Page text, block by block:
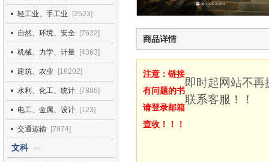
轻工业、手工业 [2523]
自然、环境、安全 [7622]
机械、力学、计量 [4363]
建筑、农业 [18202]
水利、化工、统计 [7886]
电工、金属、设计 [123]
交通运输 [7974]
文科 >>
商品详情
注意：链接
有问题的书
请登录邮箱
查收！！！
即时起网站不
联系客服！！